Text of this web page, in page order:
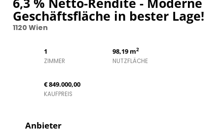
Geschäftsfläche in bester Lage!
1120 Wien
1
ZIMMER
98,19 m2
NUTZFLÄCHE
€ 849.000,00
KAUFPREIS
Anbieter